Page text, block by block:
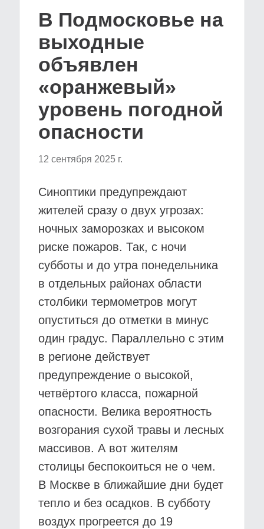
В Подмосковье на
выходные
объявлен
«оранжевый»
уровень погодной
опасности
12 сентября 2025 г.
Синоптики предупреждают
жителей сразу о двух угрозах:
ночных заморозках и высоком
риске пожаров. Так, с ночи
субботы и до утра понедельника
в отдельных районах области
столбики термометров могут
опуститься до отметки в минус
один градус. Параллельно с этим
в регионе действует
предупреждение о высокой,
четвёртого класса, пожарной
опасности. Велика вероятность
возгорания сухой травы и лесных
массивов. А вот жителям
столицы беспокоиться не о чем.
В Москве в ближайшие дни будет
тепло и без осадков. В субботу
воздух прогреется до 19